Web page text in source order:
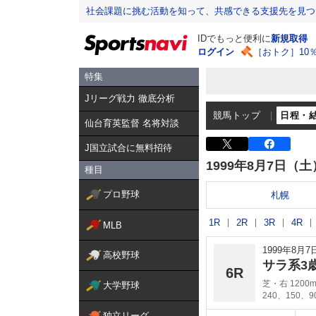
社会課題に挑む活動を知って、共感できる支援先を見
IDでもっと便利に新規取得
ログイン
［おトク］10
特集
Jリーグ戦力 徹底分析
仙台育英監督 名将対談
J国立試合に無料招待
種目
プロ野球
MLB
高校野球
大学野球
競馬トップ 日程・
1999年8月7日（土
札幌
1R 2R 3R 4R
6R
1999年8月7
サラ系3
芝・右 1200m
240、150、